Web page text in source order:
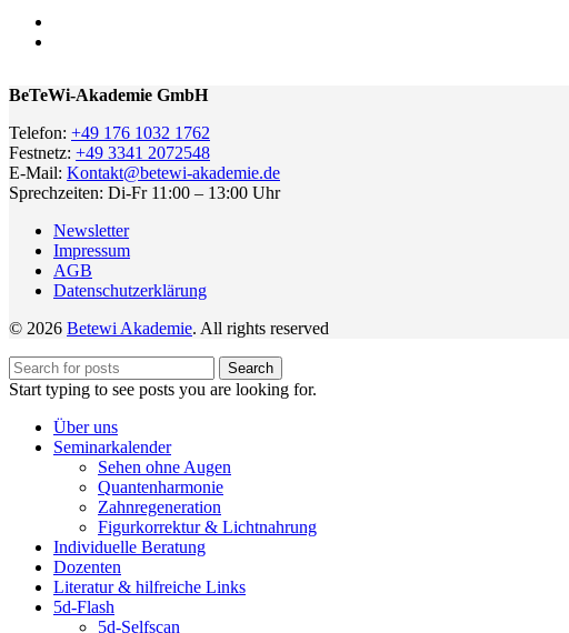
BeTeWi-Akademie GmbH
Telefon: +49 176 1032 1762
Festnetz: +49 3341 2072548
E-Mail: Kontakt@betewi-akademie.de
Sprechzeiten: Di-Fr 11:00 – 13:00 Uhr
Newsletter
Impressum
AGB
Datenschutzerklärung
© 2026 Betewi Akademie. All rights reserved
Search
Start typing to see posts you are looking for.
Über uns
Seminarkalender
Sehen ohne Augen
Quantenharmonie
Zahnregeneration
Figurkorrektur & Lichtnahrung
Individuelle Beratung
Dozenten
Literatur & hilfreiche Links
5d-Flash
5d-Selfscan